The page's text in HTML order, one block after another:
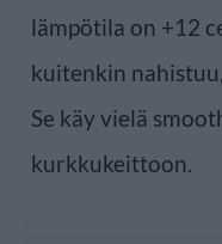
lämpötila on +12
kuitenkin
Se käy vielä
kurkkukeittoon.